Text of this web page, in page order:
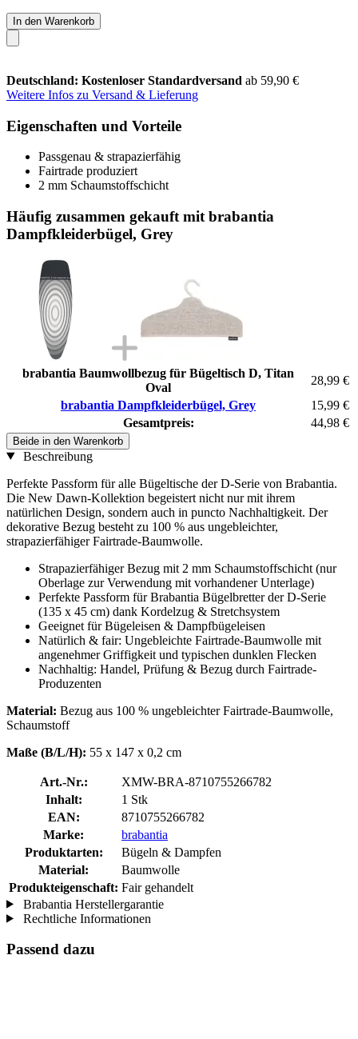
In den Warenkorb
Deutschland: Kostenloser Standardversand ab 59,90 €
Weitere Infos zu Versand & Lieferung
Eigenschaften und Vorteile
Passgenau & strapazierfähig
Fairtrade produziert
2 mm Schaumstoffschicht
Häufig zusammen gekauft mit brabantia
Dampfkleiderbügel, Grey
brabantia Baumwollbezug für Bügeltisch D, Titan
Oval
28,99 €
brabantia Dampfkleiderbügel, Grey
15,99 €
Gesamtpreis:
44,98 €
Beide in den Warenkorb
Beschreibung
Perfekte Passform für alle Bügeltische der D-Serie von Brabantia.
Die New Dawn-Kollektion begeistert nicht nur mit ihrem
natürlichen Design, sondern auch in puncto Nachhaltigkeit. Der
dekorative Bezug besteht zu 100 % aus ungebleichter,
strapazierfähiger Fairtrade-Baumwolle.
Strapazierfähiger Bezug mit 2 mm Schaumstoffschicht (nur
Oberlage zur Verwendung mit vorhandener Unterlage)
Perfekte Passform für Brabantia Bügelbretter der D-Serie
(135 x 45 cm) dank Kordelzug & Stretchsystem
Geeignet für Bügeleisen & Dampfbügeleisen
Natürlich & fair: Ungebleichte Fairtrade-Baumwolle mit
angenehmer Griffigkeit und typischen dunklen Flecken
Nachhaltig: Handel, Prüfung & Bezug durch Fairtrade-
Produzenten
Material: Bezug aus 100 % ungebleichter Fairtrade-Baumwolle,
Schaumstoff
Maße (B/L/H): 55 x 147 x 0,2 cm
Art.-Nr.:
XMW-BRA-8710755266782
Inhalt:
1 Stk
EAN:
8710755266782
Marke:
brabantia
Produktarten:
Bügeln & Dampfen
Material:
Baumwolle
Produkteigenschaft: Fair gehandelt
Brabantia Herstellergarantie
Rechtliche Informationen
Passend dazu